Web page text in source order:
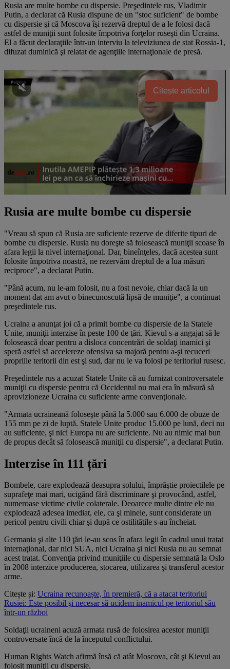
Rusia are multe bombe cu dispersie. Preşedintele rus, Vladimir
Putin, a declarat că Rusia dispune de un "stoc suficient" de bombe
cu dispersie şi că Moscova îşi rezervă dreptul de a le folosi dacă
astfel de muniţii sunt folosite împotriva forţelor ruseşti din Ucraina.
El a făcut declaraţiile într-un interviu la televiziunea de stat Rossia-1,
difuzat duminică şi relatat de agenţiile internaţionale de presă.
Citește articolul
Rusia are multe bombe cu dispersie
"Vreau să spun că Rusia are suficiente rezerve de diferite tipuri de
bombe cu dispersie. Rusia nu doreşte să folosească muniţii scoase în
afara legii la nivel internaţional. Dar, bineînţeles, dacă acestea sunt
folosite împotriva noastră, ne rezervăm dreptul de a lua măsuri
reciproce", a declarat Putin.
"Până acum, nu le-am folosit, nu a fost nevoie, chiar dacă la un
moment dat am avut o binecunoscută lipsă de muniţie", a continuat
preşedintele rus.
Ucraina a anunţat joi că a primit bombe cu dispersie de la Statele
Unite, muniţii interzise în peste 100 de ţări. Kievul s-a angajat să le
folosească doar pentru a disloca concentrări de soldaţi inamici şi
speră astfel să accelereze ofensiva sa majoră pentru a-şi recuceri
propriile teritorii din est şi sud, dar nu le va folosi pe teritoriul rusesc.
Preşedintele rus a acuzat Statele Unite că au furnizat controversatele
muniţii cu dispersie pentru că Occidentul nu mai era în măsură să
aprovizioneze Ucraina cu suficiente arme convenţionale.
"Armata ucraineană foloseşte până la 5.000 sau 6.000 de obuze de
155 mm pe zi de luptă. Statele Unite produc 15.000 pe lună, deci nu
au suficiente, şi nici Europa nu are suficiente. Nu au nimic mai bun
de propus decât să folosească muniţii cu dispersie", a declarat Putin.
Interzise în 111 țări
Bombele, care explodează deasupra solului, împrăştie proiectilele pe
suprafeţe mai mari, ucigând fără discriminare şi provocând, astfel,
numeroase victime civile colaterale. Deoarece multe dintre ele nu
explodează adesea imediat, ele, ca şi minele, sunt considerate un
pericol pentru civili chiar şi după ce ostilităţile s-au încheiat.
Germania şi alte 110 ţări le-au scos în afara legii în cadrul unui tratat
internaţional, dar nici SUA, nici Ucraina şi nici Rusia nu au semnat
acest tratat. Convenţia privind muniţiile cu dispersie semnată la Oslo
în 2008 interzice producerea, stocarea, utilizarea şi transferul acestor
arme.
Citește și: Ucraina recunoaște, în premieră, că a atacat teritoriul
Rusiei: Este posibil şi necesar să ucidem inamicul pe teritoriul său
într-un război
Soldaţii ucraineni acuză armata rusă de folosirea acestor muniţii
controversate încă de la începutul conflictului.
Human Rights Watch afirmă însă că atât Moscova, cât şi Kievul au
folosit muniţii cu dispersie.